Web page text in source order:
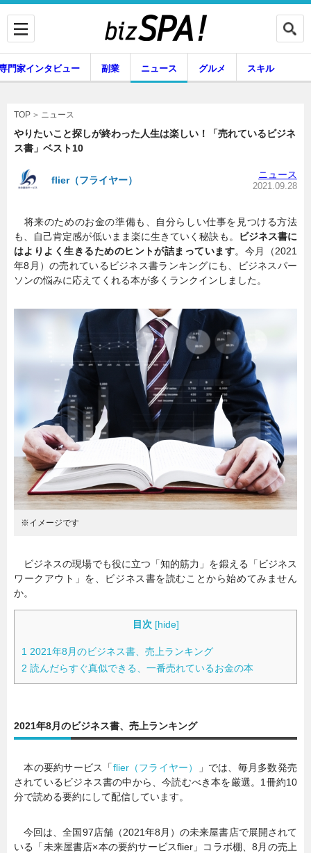
専門家インタビュー
副業 ニュース
グルメ スキル
暮らし エンタメ
連載一覧
門家インタビュー 副業 ニュース グルメ スキル
TOP ニュース
やりたいこと探しが終わった人生は楽しい！「売れているビジネ
ス書」ベスト10
flier（フライヤー） ニュース
2021.09.28
将来のためのお金の準備も、自分らしい仕事を見つける方法
も、自己肯定感が低いまま楽に生きていく秘訣も。
ビジネス書に
はよりよく生きるためのヒントが詰まっています。今月（2021
年8月）の売れているビジネス書ランキングにも、ビジネスパー
ソンの悩みに応えてくれる本が多くランクインしました。
※イメージです
ビジネスの現場でも役に立つ「知的筋力」を鍛える「ビジネス
ワークアウト」を、ビジネス書を読むことから始めてみません
か。
目次 [hide]
1 2021年8月のビジネス書、売上ランキング
2 読んだらすぐ真似できる、一番売れているお金の本
2021年8月のビジネス書、売上ランキング
本の要約サービス「flier（フライヤー）
」では、毎月多数発売
されているビジネス書の中から、今読むべき本を厳選。1冊約10
分で読める要約にして配信しています。
今回は、全国97店舗（2021年8月）の未来屋書店で展開されて
いる「未来屋書店×本の要約サービスflier」コラボ棚、8月の売上